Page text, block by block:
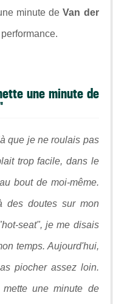
minute deVan der
une minute de
que je ne roulais pas
trop facile, dans le
bout de moi-même.
des doutes sur mon
seat", je me disais
temps. Aujourd'hui,
piocher assez loin.
une minute de